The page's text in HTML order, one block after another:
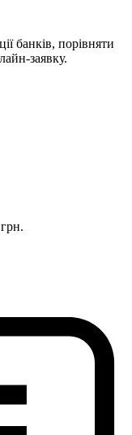
банків, порівняти
заявку.